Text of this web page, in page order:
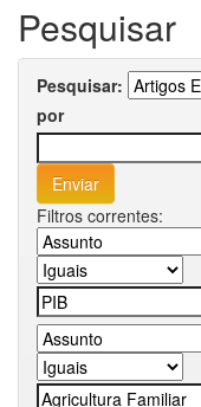
Pesquisar
Pesquisar:
por
Filtros correntes: